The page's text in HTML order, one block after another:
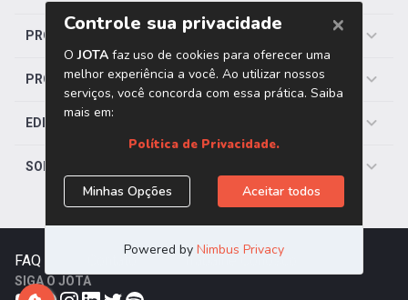
PRO TRABALHISTA
PRO SAÚDE
EDITORIAS
SOBRE O JOTA
FAQ Trabalhe Conosco
SIGA O JOTA